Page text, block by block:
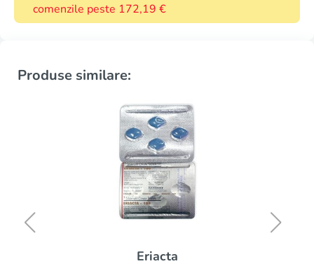
comenzile peste 172,19 €
Produse similare:
Eriacta